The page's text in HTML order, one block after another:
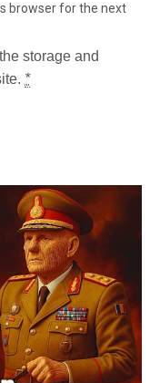
browser for the next
storage and
*